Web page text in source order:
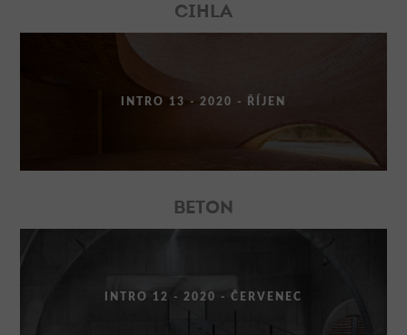
CIHLA
INTRO 13 - 2020 - ŘÍJEN
BETON
INTRO 12 - 2020 - ČERVENEC